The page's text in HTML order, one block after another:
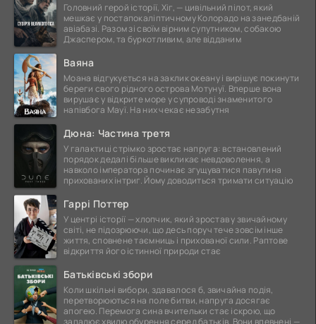
Головний герой історії, Хіг, — цивільний пілот, який
мешкає у постапокаліптичному Колорадо на занедбаній
авіабазі. Разом зі своїм вірним супутником, собакою
Джаспером, та буркотливим, але відданим
Ваяна
Моана відгукується на заклик океану і вирішує покинути
береги свого рідного острова Мотунуї. Вперше вона
вирушає у відкрите море у супроводі знаменитого
напівбога Мауї. На них чекає незабутня
Дюна: Частина третя
У галактиці стрімко зростає напруга: встановлений
порядок дедалі більше викликає невдоволення, а
навколо імператора починає згущуватися павутина
прихованих інтриг. Йому доводиться тримати ситуацію
Гаррі Поттер
У центрі історії — хлопчик, який зростав у звичайному
світі, не підозрюючи, що десь поруч тече зовсім інше
життя, сповнене таємниць і прихованої сили. Раптове
відкриття його істинної природи стає
Батьківські збори
Коли шкільні вибори, здавалося б, звичайна подія,
перетворюються на поле битви, напруга досягає
апогею. Перемога сина вчительки стає іскрою, що
запалює хвилю обурення серед батьків. Вони впевнені —